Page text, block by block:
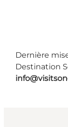
Dernière
Destination